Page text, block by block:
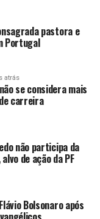
pastora e
Portugal
atrás
se considera mais
carreira
não participa da
de ação da PF
Bolsonaro após